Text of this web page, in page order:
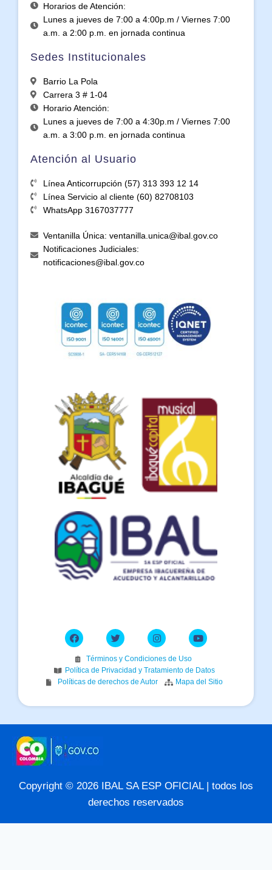
Horarios de Atención:
Lunes a jueves de 7:00 a 4:00p.m / Viernes 7:00
a.m. a 2:00 p.m. en jornada continua
Sedes Institucionales
Barrio La Pola
Carrera 3 # 1-04
Horario Atención:
Lunes a jueves de 7:00 a 4:30p.m / Viernes 7:00
a.m. a 3:00 p.m. en jornada continua
Atención al Usuario
Línea Anticorrupción (57) 313 393 12 14
Línea Servicio al cliente (60) 82708103
WhatsApp 3167037777
Ventanilla Única: ventanilla.unica@ibal.gov.co
Notificaciones Judiciales:
notificaciones@ibal.gov.co
Términos y Condiciones de Uso
Política de Privacidad y Tratamiento de Datos
Políticas de derechos de Autor
Mapa del Sitio
Copyright © 2026 IBAL SA ESP OFICIAL | todos los
derechos reservados